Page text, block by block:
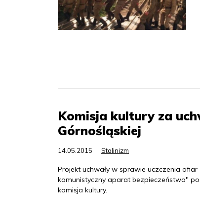
Komisja kultury za
Górnośląskiej
14.05.2015 Stalinizm
Projekt uchwały w sprawie uczczenia
komunistyczny aparat bezpieczeństwa"
komisja kultury.